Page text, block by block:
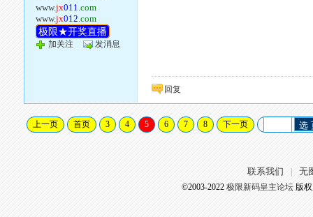
www.jx011.com
www.jx012.com
极限★开奖直播
加关注 发消息
回复
上一页 首页 3 4 5 6 7 8 下一页 选
联系我们 无
©2003-2022 极限新码皇主论坛版权